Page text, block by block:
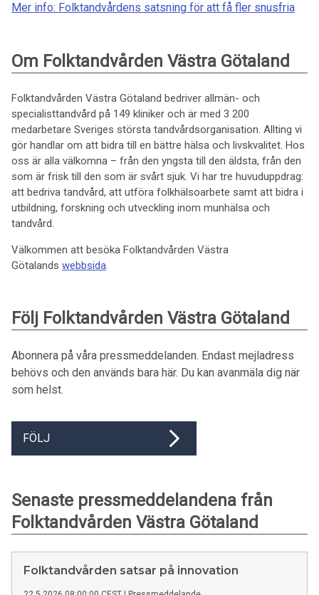
Mer info: Folktandvårdens satsning för att få fler snusfria
Om Folktandvården Västra Götaland
Folktandvården Västra Götaland bedriver allmän- och
specialisttandvård på 149 kliniker och är med 3 200
medarbetare Sveriges största tandvårdsorganisation. Allting vi
gör handlar om att bidra till en bättre hälsa och livskvalitet. Hos
oss är alla välkomna – från den yngsta till den äldsta, från den
som är frisk till den som är svårt sjuk. Vi har tre huvuduppdrag:
att bedriva tandvård, att utföra folkhälsoarbete samt att bidra i
utbildning, forskning och utveckling inom munhälsa och
tandvård.
Välkommen att besöka Folktandvården Västra
Götalands webbsida.
Följ Folktandvården Västra Götaland
Abonnera på våra pressmeddelanden. Endast mejladress
behövs och den används bara här. Du kan avanmäla dig när
som helst.
FÖLJ
Senaste pressmeddelandena från
Folktandvården Västra Götaland
Folktandvården satsar på innovation